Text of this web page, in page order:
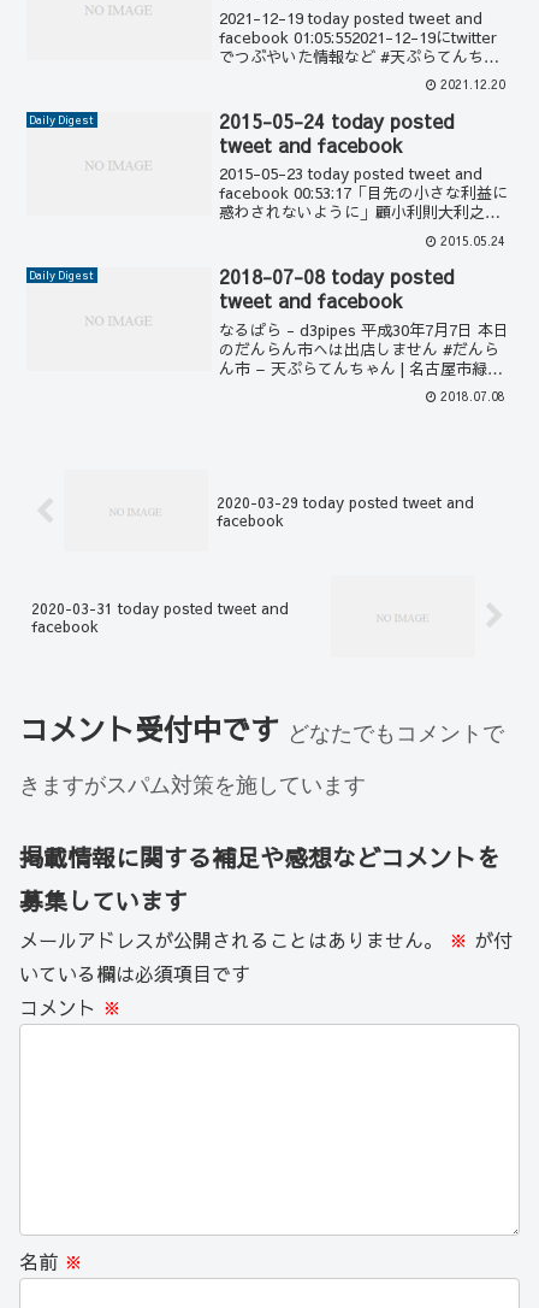
2021-12-19 today posted tweet and
facebook 01:05:552021-12-19にtwitter
でつぶやいた情報など #天ぷらてんちゃ
ん #名古屋 #天丼 #天ぷら定食 #緑区 #鳴
2021.12.20
Daily Digest
2015-05-24 today posted
tweet and facebook
2015-05-23 today posted tweet and
facebook 00:53:17「目先の小さな利益に
惑わされないように」顧小利則大利之残
也 05:36:08昨日はグランドゴルフ大会&運
動会と、スポーツイベントが盛りだく...
2015.05.24
Daily Digest
2018-07-08 today posted
tweet and facebook
なるぱら - d3pipes 平成30年7月7日 本日
のだんらん市へは出店しません #だんら
ん市 – 天ぷらてんちゃん | 名古屋市緑区
鳴海 #天ぷら #天丼 #かき揚げ #名古屋 #
緑区 #朝市 #マルシェ… 00:56:16 なるぱ
2018.07.08
2020-03-29 today posted tweet and
facebook
2020-03-31 today posted tweet and
facebook
コメント受付中です どなたでもコメントで
きますがスパム対策を施しています
掲載情報に関する補足や感想などコメントを
募集しています
メールアドレスが公開されることはありません。 ※ が付
いている欄は必須項目です
コメント ※
名前 ※